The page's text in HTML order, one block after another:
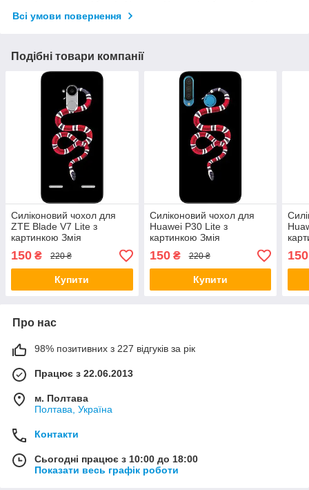
Всі умови повернення
Подібні товари компанії
Силіконовий чохол для
ZTE Blade V7 Lite з
картинкою Змія
150 ₴ 220 ₴
Купити
Силіконовий чохол для
Huawei P30 Lite з
картинкою Змія
150₴ 220 ₴
Купити
150
Про нас
98% позитивних з 227 відгуків за рік
Працює з 22.06.2013
м. Полтава
Полтава, Україна
Контакти
Сьогодні працює з 10:00 до 18:00
Показати весь графік роботи